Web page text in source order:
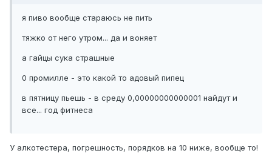
я пиво вообще стараюсь не пить
тяжко от него утром... да и воняет
а гайцы сука страшные
0 промилле - это какой то адовый пипец
в пятницу пьешь - в среду 0,00000000000001 найдут и
все... год фитнеса
У алкотестера, погрешность, порядков на 10 ниже, вообще то!